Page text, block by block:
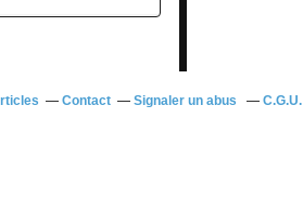
Contact Signaler un abus C.G.U.